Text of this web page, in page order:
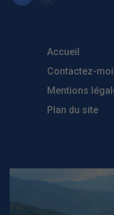
Accueil
Contactez-moi
Mentions
Plan du site